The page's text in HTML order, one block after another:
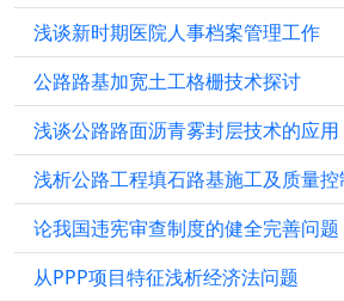
浅谈新时期医院人事档案管理工作
公路路基加宽土工格栅技术探讨
浅谈公路路面沥青雾封层技术的应用
浅析公路工程填石路基施工及质量控
论我国违宪审查制度的健全完善问题
从PPP项目特征浅析经济法问题